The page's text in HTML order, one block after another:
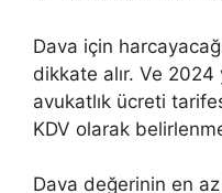
Dava için
dikkate alır. Ve 2024
avukatlık ücreti
KDV olarak
Dava değerinin en az